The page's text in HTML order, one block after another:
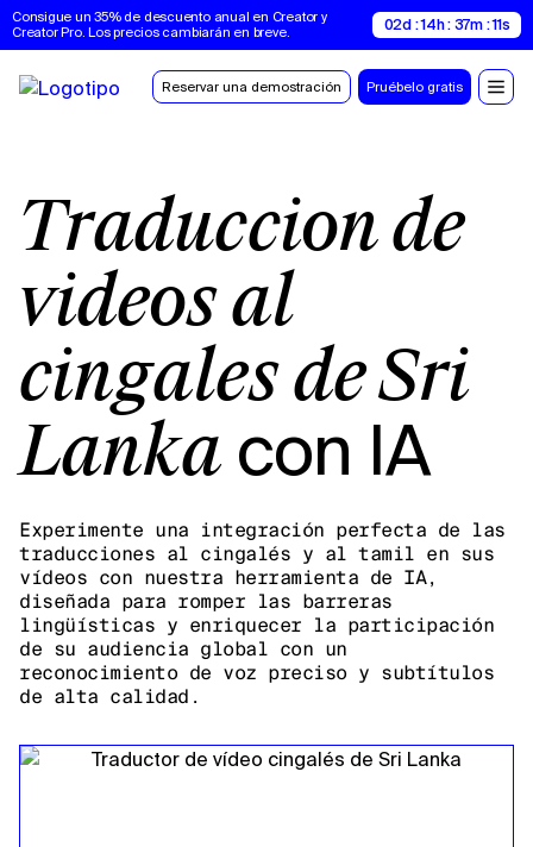
Consigue un 35% de descuento anual en Creator y
Creator Pro. Los precios cambiarán en breve.
02d : 14h : 37m : 10s
Reservar una demostración Pruébelo gratis
Traducción de
vídeos al
cingalés de Sri
Lanka con IA
Experimente una integración perfecta de las
traducciones al cingalés y al tamil en sus
vídeos con nuestra herramienta de IA,
diseñada para romper las barreras
lingüísticas y enriquecer la participación
de su audiencia global con un
reconocimiento de voz preciso y subtítulos
de alta calidad.